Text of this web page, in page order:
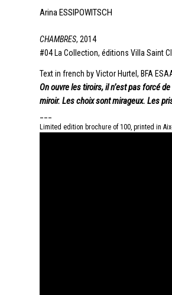
Arina ESSIPOWITSCH
CHAMBRES, 2014
#04 La Collection, éditions Villa Saint
Text in french by Victor Hurtel, BFA
On ouvre les tiroirs, il n’est pas forcé
miroir. Les choix sont mirageux. Les
Limited edition brochure of 100, printed in